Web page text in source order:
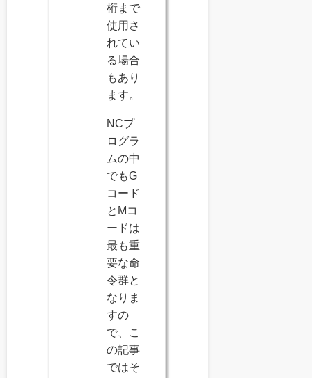
桁まで
使用さ
れてい
る場合
もあり
ます。
NCプ
ログラ
ムの中
でもG
コード
とMコ
ードは
最も重
要な命
令群と
なりま
すの
で、こ
の記事
ではそ